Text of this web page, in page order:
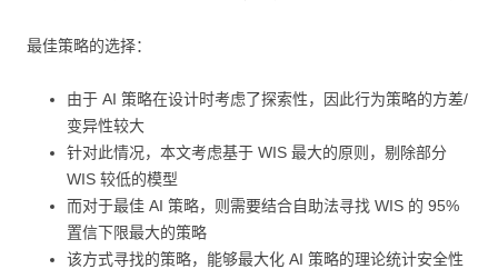
最佳策略的选择：
由于 AI 策略在设计时考虑了探索性，因此行为策略的方差/
变异性较大
针对此情况，本文考虑基于 WIS 最大的原则，剔除部分
WIS 较低的模型
而对于最佳 AI 策略，则需要结合自助法寻找 WIS 的 95%
置信下限最大的策略
该方式寻找的策略，能够最大化 AI 策略的理论统计安全性